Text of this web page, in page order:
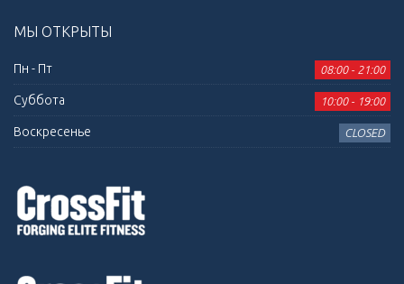
МЫ ОТКРЫТЫ
Пн - Пт 08:00 - 21:00
Суббота 10:00 - 19:00
Воскресенье CLOSED